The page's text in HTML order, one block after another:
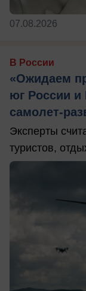
07.08.2026
В России
«Ожидаем
юг России
самолет-
Эксперты
туристов,